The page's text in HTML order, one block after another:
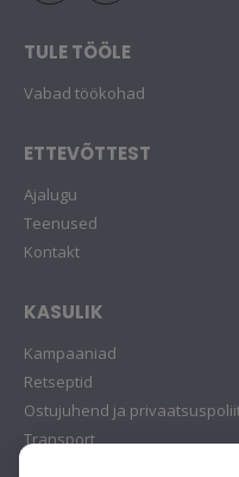
TULE TÖÖLE
Vabad töökohad
ETTEVÕTTEST
Ajalugu
Teenused
Kontakt
KASULIK
Kampaaniad
Retseptid
Ostujuhend ja
Transport